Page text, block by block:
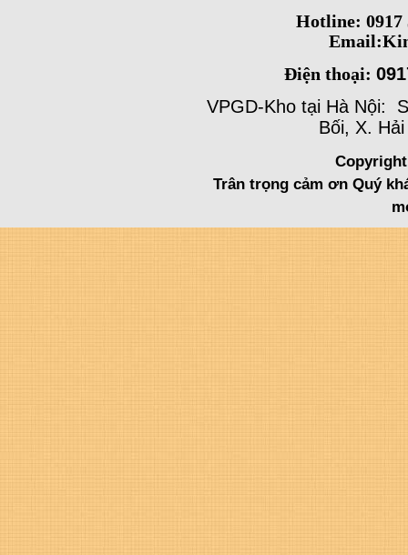
Hotline: 0917
Điện thoại:
VPGD-Kho tại Hà Nội:
Bối, X.
Copyright
Trân trọng cảm ơn Quý